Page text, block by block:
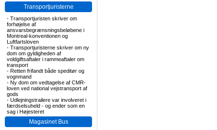
Transportjuristerne
- Transportjuristen skriver om
forhøjelse af
ansvarsbegrænsningsbeløbene i
Montreal-konventionen og
Luftfartsloven
- Transportjuristerne skriver om ny
dom om gyldigheden af
voldgiftsaftaler i rammeaftaler om
transport
- Retten frifandt både speditør og
vognmand
- Ny dom om vedtagelse af CMR-
loven ved national vejstransport af
gods
- Udlejningstrailere var involveret i
færdselsuheld - og ender som en
sag i Højesteret
Magasinet Bus